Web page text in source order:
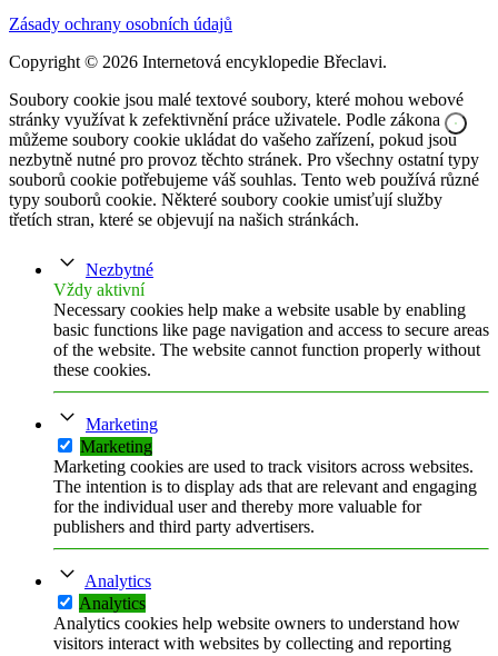
Zásady ochrany osobních údajů
Copyright © 2026 Internetová encyklopedie Břeclavi.
Soubory cookie jsou malé textové soubory, které mohou webové
stránky využívat k zefektivnění práce uživatele. Podle zákona
můžeme soubory cookie ukládat do vašeho zařízení, pokud jsou
nezbytně nutné pro provoz těchto stránek. Pro všechny ostatní typy
souborů cookie potřebujeme váš souhlas. Tento web používá různé
typy souborů cookie. Některé soubory cookie umisťují služby
třetích stran, které se objevují na našich stránkách.
Nezbytné
Vždy aktivní
Necessary cookies help make a website usable by enabling
basic functions like page navigation and access to secure areas
of the website. The website cannot function properly without
these cookies.
Marketing
Marketing
Marketing cookies are used to track visitors across websites.
The intention is to display ads that are relevant and engaging
for the individual user and thereby more valuable for
publishers and third party advertisers.
Analytics
Analytics
Analytics cookies help website owners to understand how
visitors interact with websites by collecting and reporting